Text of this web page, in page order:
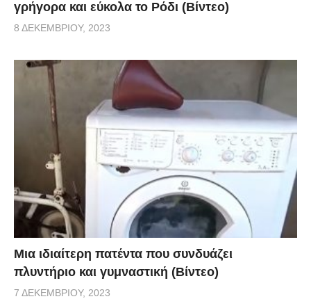
γρήγορα και εύκολα το Ρόδι (Βίντεο)
8 ΔΕΚΕΜΒΡΊΟΥ, 2023
Μια ιδιαίτερη πατέντα που συνδυάζει
πλυντήριο και γυμναστική (Βίντεο)
7 ΔΕΚΕΜΒΡΊΟΥ, 2023